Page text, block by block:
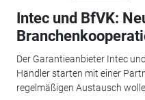
Intec und BfVK:
Der Garantieanbieter Intec
Händler starten mit einer
regelmäßigen Austausch